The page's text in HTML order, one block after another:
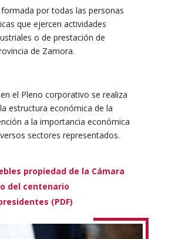
por todas las personas
que ejercen actividades
o de prestación de
de Zamora.
el Pleno corporativo se realiza
estructura económica de la
a la importancia económica
sectores representados.
propiedad de la Cámara
del centenario
(PDF)